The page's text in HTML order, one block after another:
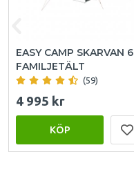
EASY CAMP SKARVAN 6
FAMILJETÄLT
(59)
4 995 kr
KÖP